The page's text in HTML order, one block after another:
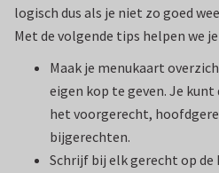
logisch dus als je niet zo goed
Met de volgende tips helpen we
Maak je menukaart
eigen kop te geven. Je kunt
het voorgerecht,
bijgerechten.
Schrijf bij elk gerecht op